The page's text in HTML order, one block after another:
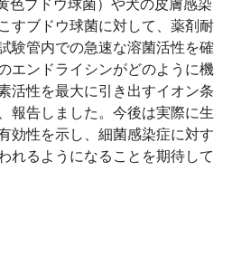
すブドウ球菌に対して、薬剤耐
験管内での急速な溶菌活性を確
エンドライシンがどのように機
活性を最大に引き出すイオン条
報告しました。今後は実際に生
効性を示し、細菌感染症に対す
れるようになることを期待して